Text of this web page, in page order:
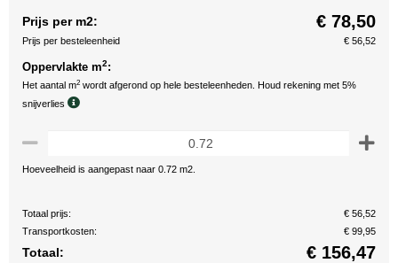
Prijs per m2: € 78,50
Prijs per besteleenheid € 56,52
Oppervlakte m2:
Het aantal m2 wordt afgerond op hele besteleenheden. Houd rekening met 5%
snijverlies
Hoeveelheid is aangepast naar 0.72 m2.
Totaal prijs:
€ 56,52
Transportkosten:
€ 99,95
Totaal: € 156,47